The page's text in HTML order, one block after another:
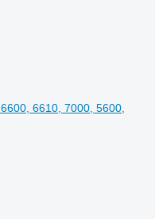
6610, 7000, 5600,